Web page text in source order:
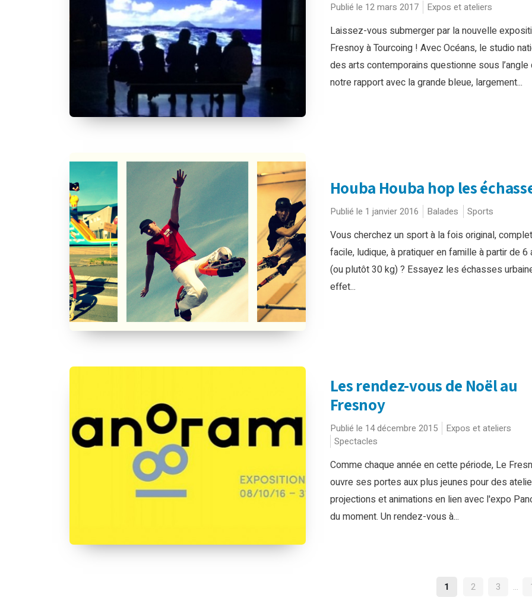
Publié le 12 mars 2017 Expos et ateliers
Laissez-vous submerger par la nouvelle
Fresnoy à Tourcoing ! Avec Océans, le studio
des arts contemporains questionne sous l’angle
notre rapport avec la grande bleue, largement...
Houba Houba hop les
Publié le 1 janvier 2016 Balades Sports
Vous cherchez un sport à la fois original,
facile, ludique, à pratiquer en famille à partir de 6
(ou plutôt 30 kg) ? Essayez les échasses
effet...
Les rendez-vous de Noël au
Fresnoy
Publié le 14 décembre 2015
Expos et ateliers
Spectacles
Comme chaque année en cette période, Le
ouvre ses portes aux plus jeunes pour des
projections et animations en lien avec l'expo
du moment. Un rendez-vous à...
NAVIGATION
1 2 3 …